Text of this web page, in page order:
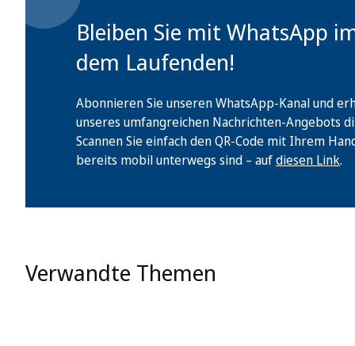
Bleiben Sie mit WhatsApp
dem Laufenden!
Abonnieren Sie unseren WhatsApp-Kanal und
unseres umfangreichen Nachrichten-Angebots
Scannen Sie einfach den QR-Code mit Ihrem
bereits mobil unterwegs sind – aufdiesen Link.
Verwandte Themen